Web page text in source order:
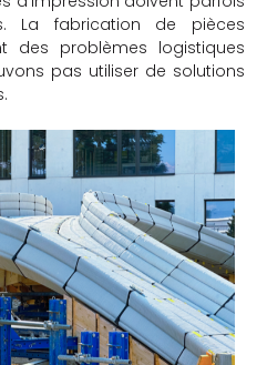
La fabrication de pièces
des problèmes logistiques
pas utiliser de solutions